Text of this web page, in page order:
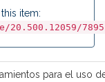
item:
7895
para el uso